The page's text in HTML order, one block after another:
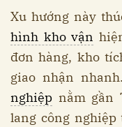
Xu hướng này
hình kho vận
đơn hàng, kho
giao nhận
nghiệp nằm gần
lang công